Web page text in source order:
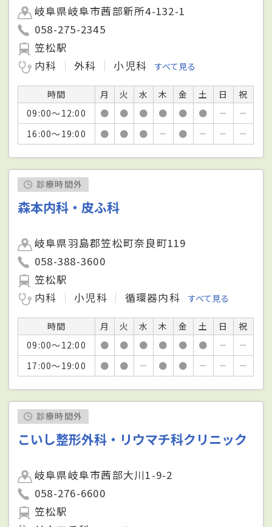
岐阜県岐阜市茜部新所4-132-1
058-275-2345
笠松駅
内科
外科 小児科 すべて見る
時間 月 火 水 木 金 土 日
祝
09:00～12:00
● ● ● ● ● ● －
－
16:00～19:00
● ● ● － ● － － －
診療時間外
森本内科・皮ふ科
岐阜県羽島郡笠松町奈良町119
058-388-3600
笠松駅
内科
小児科 循環器内科 すべて見る
時間 月 火 水 木 金 土 日
祝
09:00～12:00
● ● ● ● ● ● －
－
17:00～19:00
● ● － ● ● － － －
診療時間外
こいし整形外科・リウマチ科クリニック
岐阜県岐阜市茜部大川1-9-2
058-276-6600
笠松駅